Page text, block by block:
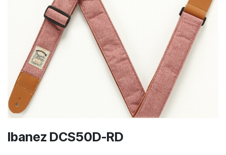
Ibanez DCS50D-RD